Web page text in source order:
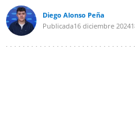
Diego Alonso Peña
Publicada16 diciembre 2024